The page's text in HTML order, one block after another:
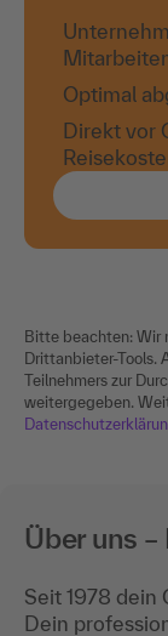
Optimal
Direkt vor
Bitte beachten: Wir
Drittanbieter-Tools.
Teilnehmers zur
weitergegeben.
Über uns
Seit 1978 dein
Dein